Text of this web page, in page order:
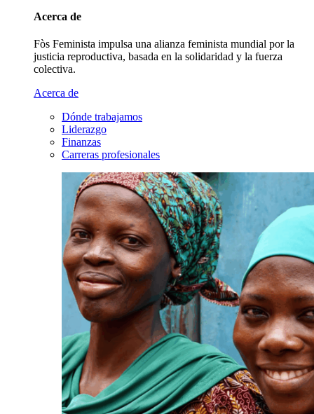
Acerca de
Fòs Feminista impulsa una alianza feminista mundial por la
justicia reproductiva, basada en la solidaridad y la fuerza
colectiva.
Acerca de
Dónde trabajamos
Liderazgo
Finanzas
Carreras profesionales